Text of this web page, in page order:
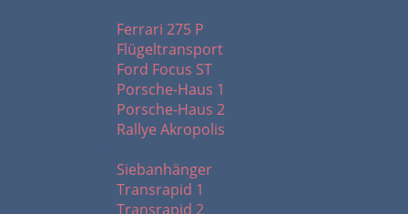
Ferrari 275 P
Flügeltransport
Ford Focus ST
Porsche-Haus 1
Porsche-Haus 2
Rallye Akropolis
Siebanhänger
Transrapid 1
Transrapid 2